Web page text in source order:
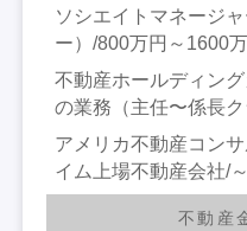
ソシエイトマネージ
ー）/800万円～1600
不動産ホールディン
の業務（主任〜係長
アメリカ不動産コン
イム上場不動産会社/
不動産